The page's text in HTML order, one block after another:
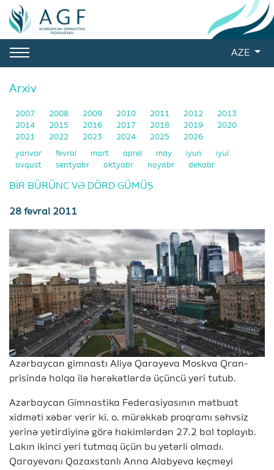
AZE
Arxiv
2007 2008 2009 2010 2011 2012
2013
2014
2015 2016 2017 2018 2019
2020
2021
2022 2023 2024 2025 2026
yanvar fevral mart aprel may iyun
iyul
avqust
sentyabr oktyabr noyabr dekabr
BİR BÜRÜNC VƏ DÖRD GÜMÜŞ
28 fevral 2011
Azərbaycan gimnastı Aliyə Qarayeva Moskva Qran-
prisində halqa ilə hərəkətlərdə üçüncü yeri tutub.
Azərbaycan Gimnastika Federasiyasının mətbuat
xidməti xəbər verir ki, o, mürəkkəb proqramı səhvsiz
yerinə yetirdiyinə görə hakimlərdən 27.2 bal toplayıb.
Lakın ikinci yeri tutmaq üçün bu yetərli olmadı.
Qarayevanı Qazaxstanlı Anna Alabyeva keçmeyi